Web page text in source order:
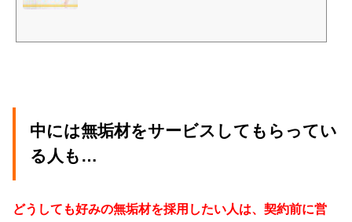
中には無垢材をサービスしてもらってい
る人も…
どうしても好みの無垢材を採用したい人は、契約前に営